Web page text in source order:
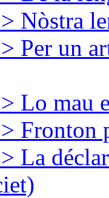
Nòstra
Per un
Lo mau
Fronton
La